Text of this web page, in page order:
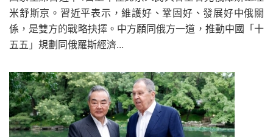
米舒斯京。習近平表示，維護好、鞏固好、發展好中俄關
係，是雙方的戰略抉擇。中方願同俄方一道，推動中國「十
五五」規劃同俄羅斯經濟...